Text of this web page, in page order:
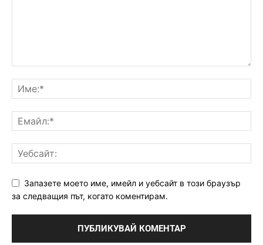
Запазете моето име, имейл и уебсайт в този браузър
за следващия път, когато коментирам.